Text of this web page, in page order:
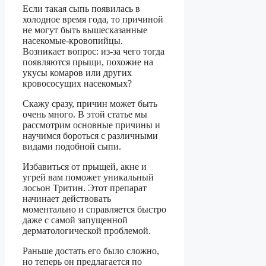
Если такая сыпь появилась в
холодное время года, то причиной
не могут быть вышесказанные
насекомые-кровопийцы.
Возникает вопрос: из-за чего тогда
появляются прыщи, похожие на
укусы комаров или других
кровососущих насекомых?
Скажу сразу, причин может быть
очень много. В этой статье мы
рассмотрим основные причины и
научимся бороться с различными
видами подобной сыпи.
Избавиться от прыщей, акне и
угрей вам поможет уникальный
лосьон Тритин. Этот препарат
начинает действовать
моментально и справляется быстро
даже с самой запущенной
дерматологической проблемой.
Раньше достать его было сложно,
но теперь он предлагается по